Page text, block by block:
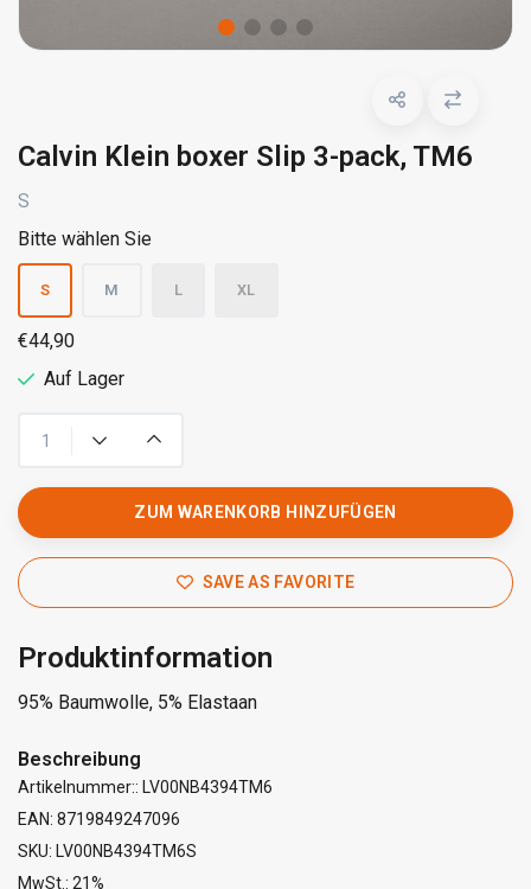
Calvin Klein boxer Slip 3-pack, TM6
S
Bitte wählen Sie
S M L XL
€44,90
Auf Lager
ZUM WARENKORB HINZUFÜGEN
SAVE AS FAVORITE
Produktinformation
95% Baumwolle, 5% Elastaan
Beschreibung
Artikelnummer:: LV00NB4394TM6
EAN: 8719849247096
SKU: LV00NB4394TM6S
MwSt.: 21%